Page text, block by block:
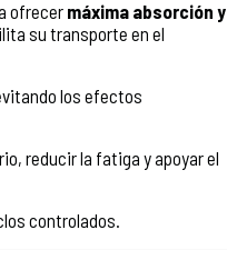
ofrecer máxima absorción y
su transporte en el
los efectos
reducir la fatiga y apoyar el
controlados.